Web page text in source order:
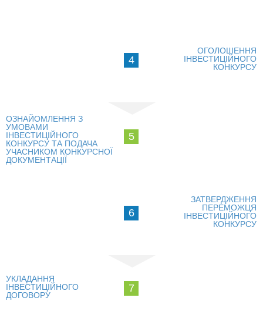
ОСНОВНІ ПАРТНЕРИ КИЄВА
КОМЕРЦІЙНІ ПРОПОЗИЦІЇ КИЇВСЬКИХ КОМПАНІЙ
ПРОПОЗИЦІЇ ЗАРУБІЖНИХ КОМПАНІЙ
ІНВЕСТИЦІЙНИЙ ФОРУМ 2021
4
ОГОЛОШЕННЯ
ІНВЕСТИЦІЙНОГО
КОНКУРСУ
ОЗНАЙОМЛЕННЯ З
УМОВАМИ
ІНВЕСТИЦІЙНОГО
КОНКУРСУ ТА ПОДАЧА
УЧАСНИКОМ КОНКУРСНОЇ
ДОКУМЕНТАЦІЇ
5
6
ЗАТВЕРДЖЕННЯ
ПЕРЕМОЖЦЯ
ІНВЕСТИЦІЙНОГО
КОНКУРСУ
УКЛАДАННЯ
ІНВЕСТИЦІЙНОГО
ДОГОВОРУ
7